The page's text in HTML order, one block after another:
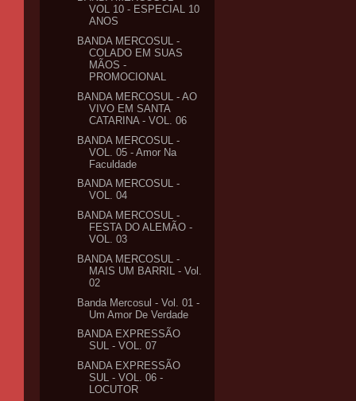
VOL 10 - ESPECIAL 10
ANOS
BANDA MERCOSUL -
COLADO EM SUAS
MÃOS -
PROMOCIONAL
BANDA MERCOSUL - AO
VIVO EM SANTA
CATARINA - VOL. 06
BANDA MERCOSUL -
VOL. 05 - Amor Na
Faculdade
BANDA MERCOSUL -
VOL. 04
BANDA MERCOSUL -
FESTA DO ALEMÃO -
VOL. 03
BANDA MERCOSUL -
MAIS UM BARRIL - Vol.
02
Banda Mercosul - Vol. 01 -
Um Amor De Verdade
BANDA EXPRESSÃO
SUL - VOL. 07
BANDA EXPRESSÃO
SUL - VOL. 06 -
LOCUTOR